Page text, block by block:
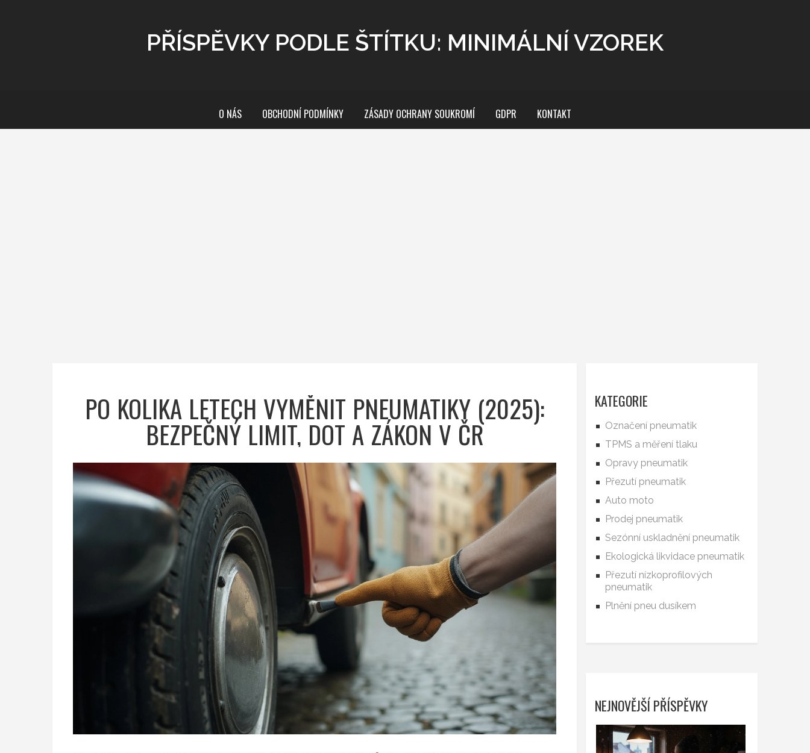
PŘÍSPĚVKY PODLE ŠTÍTKU: MINIMÁLNÍ VZOREK
O NÁS OBCHODNÍ PODMÍNKY ZÁSADY OCHRANY SOUKROMÍ GDPR KONTAKT
PO KOLIKA LETECH VYMĚNIT PNEUMATIKY (2025):
BEZPEČNÝ LIMIT, DOT A ZÁKON V ČR
KATEGORIE
Označení pneumatik
TPMS a měření tlaku
Opravy pneumatik
Přezutí pneumatik
Auto moto
Prodej pneumatik
Sezónní uskladnění pneumatik
Ekologická likvidace pneumatik
Přezutí nízkoprofilových
pneumatik
Plnění pneu dusíkem
NEJNOVĚJŠÍ PŘÍSPĚVKY